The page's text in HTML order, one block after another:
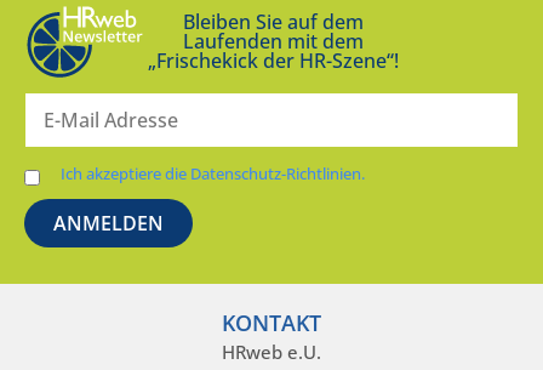
Bleiben Sie auf dem
Laufenden mit dem
„Frischekick der HR-Szene“!
Ich akzeptiere die Datenschutz-Richtlinien.
KONTAKT
HRweb e.U.